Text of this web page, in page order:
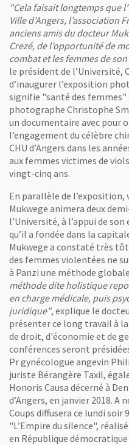
"Cela faisait longtemps que
Ville d’Angers, l’association
anciens amis du docteur
Crezé, de l’opportunité de
combat et les femmes de
le président de
d’inaugurer l’exposition
signifie "santé des femmes"
photographe Christophe
un documentaire avec pour
l’engagement du célèbre
CHU d’Angers dans les
aux femmes victimes de
vingt-cinq ans.
En parallèle de l’exposition,
Mukwege animera deux
l’Université, à l’appui de
qu’il a fondée dans la
Mukwege a constaté très
des femmes violentées ne
à Panzi une méthode
méthode dite holistique
en charge médicale, puis
juridique", explique le
présenter ce long travail à
de droit, d'économie et de
conférences seront
Pr gynécologue angevin
juriste Bérangère Taxil,
Honoris Causa décerné à
d’Angers, en janvier 2018. A
Coups diffusera ce lundi
"L’Empire du silence",
en République démocratique